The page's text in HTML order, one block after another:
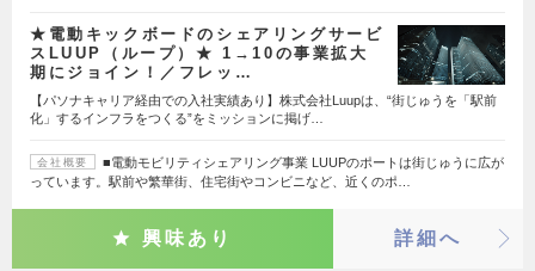
★電動キックボードのシェアリングサービ
スLUUP（ループ）★ 1→10の事業拡大
期にジョイン！／フレッ…
【パソナキャリア経由での入社実績あり】株式会社Luupは、“街じゅうを「駅前
化」するインフラをつくる”をミッションに掲げ…
会社概要
■電動モビリティシェアリング事業 LUUPのポートは街じゅうに広が
っています。駅前や繁華街、住宅街やコンビニなど、近くのポ…
興味あり 詳細へ